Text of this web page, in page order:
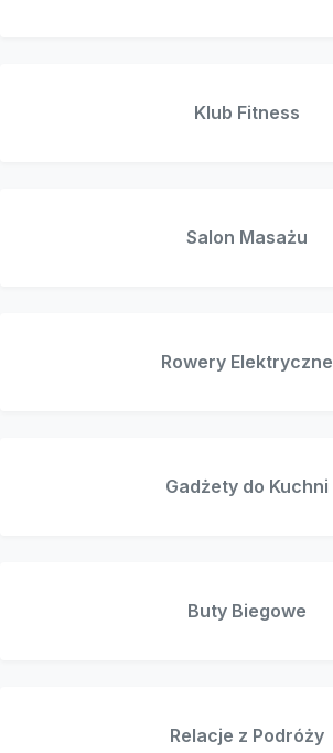
Klub Fitness
Salon Masażu
Rowery Elektryczne
Gadżety do Kuchni
Buty Biegowe
Relacje z Podróży